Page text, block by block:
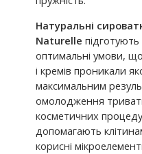
Натуральні
Naturelle підготують
оптимальні умови,
і кремів проникали
максимальним
омолодження
косметичних
допомагають
корисні